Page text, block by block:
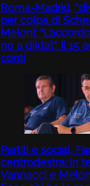
Roma-Madrid,
per colpa di
Meloni:
no a diktat”. Il 15
conti
Partiti e social,
centrodestra: in
Vannacci e